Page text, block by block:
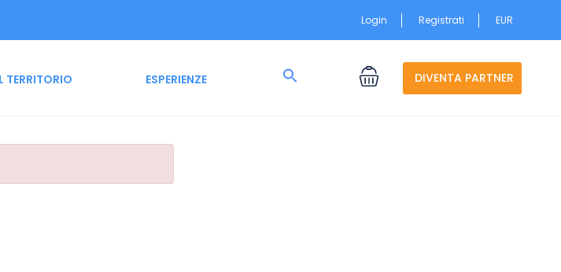
Login Registrati EUR
TERRITORIO ESPERIENZE
Search
Search Button
DIVENTA PARTNER